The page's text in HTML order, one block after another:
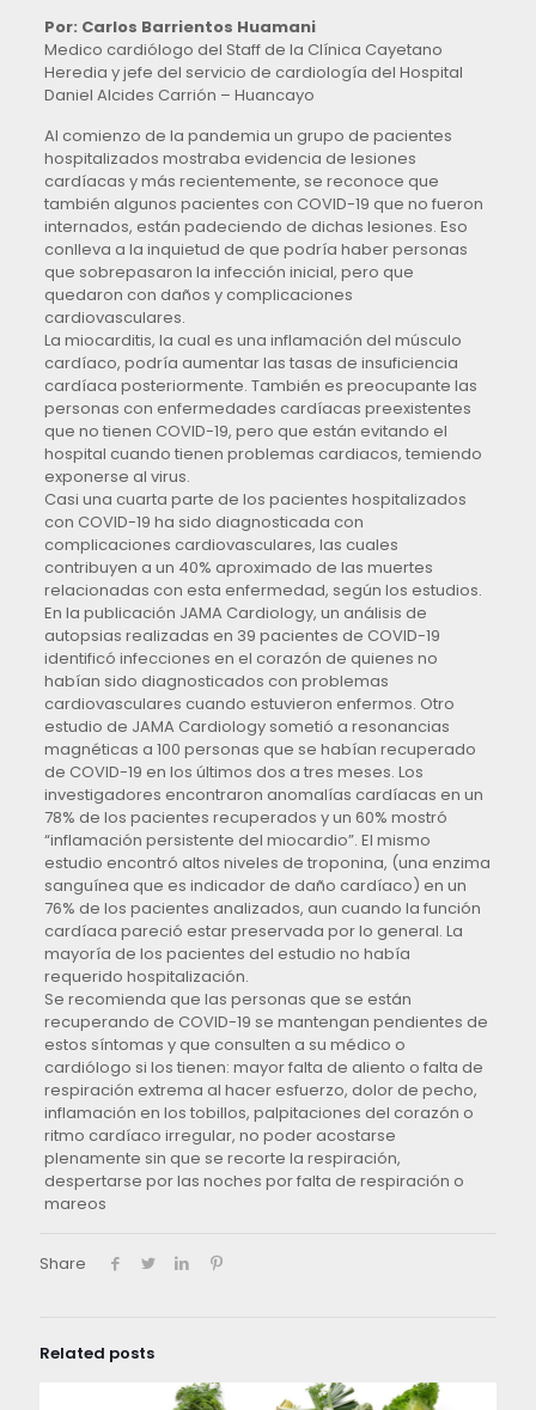
Por: Carlos Barrientos Huamani
Medico cardiólogo del Staff de la Clínica Cayetano
Heredia y jefe del servicio de cardiología del Hospital
Daniel Alcides Carrión – Huancayo
Al comienzo de la pandemia un grupo de pacientes
hospitalizados mostraba evidencia de lesiones
cardíacas y más recientemente, se reconoce que
también algunos pacientes con COVID-19 que no fueron
internados, están padeciendo de dichas lesiones. Eso
conlleva a la inquietud de que podría haber personas
que sobrepasaron la infección inicial, pero que
quedaron con daños y complicaciones
cardiovasculares.
La miocarditis, la cual es una inflamación del músculo
cardíaco, podría aumentar las tasas de insuficiencia
cardíaca posteriormente. También es preocupante las
personas con enfermedades cardíacas preexistentes
que no tienen COVID-19, pero que están evitando el
hospital cuando tienen problemas cardiacos, temiendo
exponerse al virus.
Casi una cuarta parte de los pacientes hospitalizados
con COVID-19 ha sido diagnosticada con
complicaciones cardiovasculares, las cuales
contribuyen a un 40% aproximado de las muertes
relacionadas con esta enfermedad, según los estudios.
En la publicación JAMA Cardiology, un análisis de
autopsias realizadas en 39 pacientes de COVID-19
identificó infecciones en el corazón de quienes no
habían sido diagnosticados con problemas
cardiovasculares cuando estuvieron enfermos. Otro
estudio de JAMA Cardiology sometió a resonancias
magnéticas a 100 personas que se habían recuperado
de COVID-19 en los últimos dos a tres meses. Los
investigadores encontraron anomalías cardíacas en un
78% de los pacientes recuperados y un 60% mostró
“inflamación persistente del miocardio”. El mismo
estudio encontró altos niveles de troponina, (una enzima
sanguínea que es indicador de daño cardíaco) en un
76% de los pacientes analizados, aun cuando la función
cardíaca pareció estar preservada por lo general. La
mayoría de los pacientes del estudio no había
requerido hospitalización.
Se recomienda que las personas que se están
recuperando de COVID-19 se mantengan pendientes de
estos síntomas y que consulten a su médico o
cardiólogo si los tienen: mayor falta de aliento o falta de
respiración extrema al hacer esfuerzo, dolor de pecho,
inflamación en los tobillos, palpitaciones del corazón o
ritmo cardíaco irregular, no poder acostarse
plenamente sin que se recorte la respiración,
despertarse por las noches por falta de respiración o
mareos
Share
Related posts